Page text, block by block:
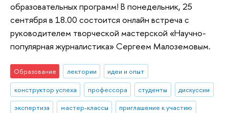
образовательных программ! В понедельник, 25
сентября в 18.00 состоится онлайн встреча с
руководителем творческой мастерской «Научно-
популярная журналистика» Сергеем Малоземовым.
Образование лектории
идеи и опыт
конструктор успеха
профессора студенты
дискуссии
экспертиза
мастер-классы
приглашение к участию